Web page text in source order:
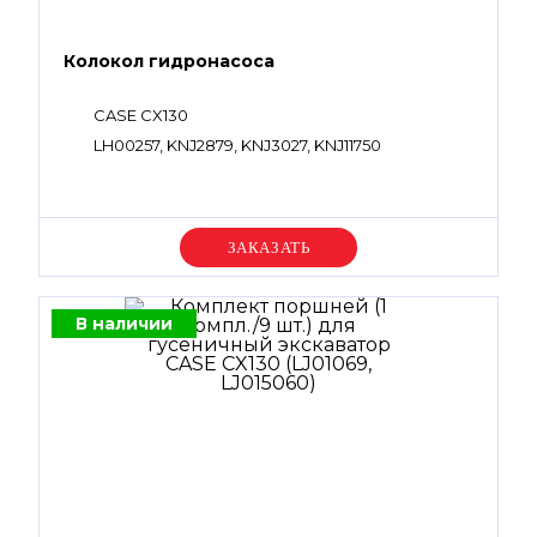
Колокол гидронасоса
CASE CX130
LH00257, KNJ2879, KNJ3027, KNJ11750
Уточняйте цену
В наличии